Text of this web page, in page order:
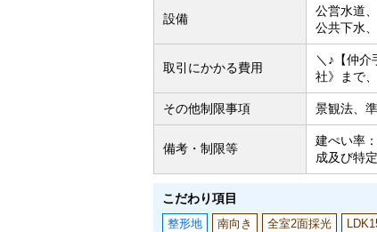
設備
公営水道
公共下水
取引にかかる費用
＼♪【仲
社》まで
その他制限事項 景観法、
備考・制限等
建ぺい率
成及び特
こだわり項目
整形地 南向き 全室2面採光